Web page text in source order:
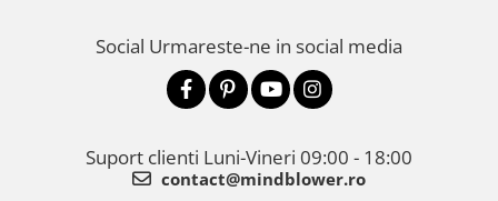
Social Urmareste-ne in social media
Suport clienti Luni-Vineri 09:00 - 18:00
contact@mindblower.ro